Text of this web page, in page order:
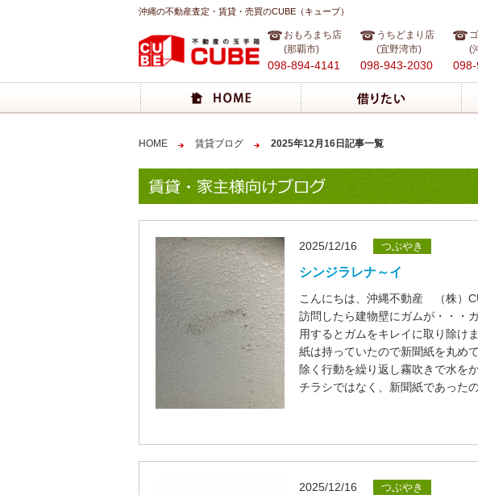
沖縄の不動産査定・賃貸・売買のCUBE（キューブ）
おもろまち店
(那覇市)
098-894-4141
うちどまり店
(宜野湾市)
098-943-2030
(
HOME 賃貸ブログ 2025年12月16日記事一覧
2025/12/16 つぶやき
シンジラレナ～イ
こんにちは、沖縄不動産 （株）
訪問したら建物壁にガムが・・・
用するとガムをキレイに取り除け
紙は持っていたので新聞紙を丸め
除く行動を繰り返し霧吹きで水
チラシではなく、新聞紙であった
2025/12/16 つぶやき